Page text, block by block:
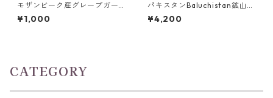
モザンビーク産グレープガー
ネット ペアシェイプカットル
ース 0.4ct前後 6mm*4mm前
¥1,000
パキスタンBaluchistan鉱山産
フローライト スクエアカット
ルース 34.4ct 20 x 19.6 x 11
¥4,200
CATEGORY